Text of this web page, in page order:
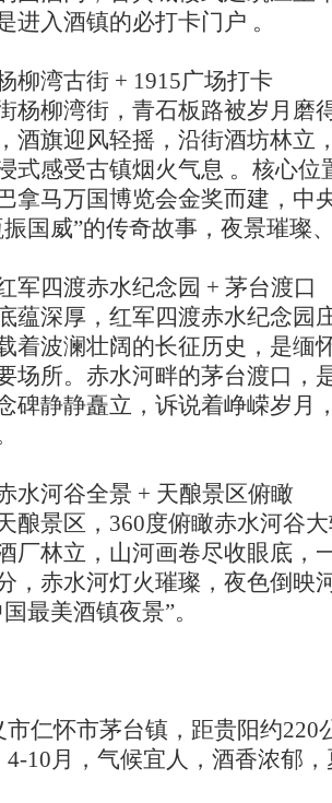
进入酒镇的必打卡门户 。
柳湾古街 + 1915广场打卡
杨柳湾街，青石板路被岁月磨
酒旗迎风轻摇，沿街酒坊林立
式感受古镇烟火气息 。核心位
拿马万国博览会金奖而建，中
国威”的传奇故事，夜景璀璨
军四渡赤水纪念园 + 茅台渡口
蕴深厚，红军四渡赤水纪念园
着波澜壮阔的长征历史，是缅
场所。赤水河畔的茅台渡口，
碑静静矗立，诉说着峥嵘岁月
水河谷全景 + 天酿景区俯瞰
酿景区，360度俯瞰赤水河谷
厂林立，山河画卷尽收眼底，
，赤水河灯火璀璨，夜色倒映
最美酒镇夜景”。
市仁怀市茅台镇，距贵阳约220
4-10月，气候宜人，酒香浓郁